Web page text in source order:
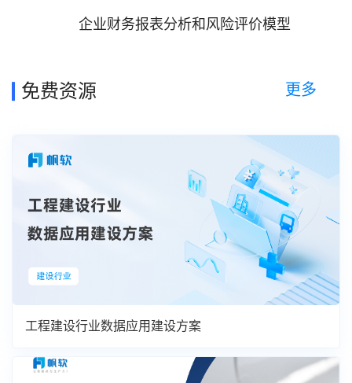
企业财务报表分析和风险评价模型
免费资源 更多
工程建设行业数据应用建设方案